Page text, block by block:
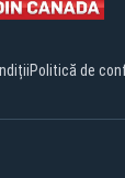
Politică de